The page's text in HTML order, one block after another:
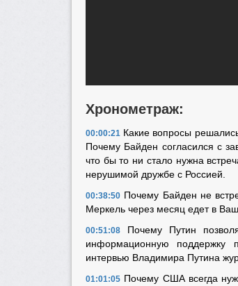
Хронометраж:
00:00:21 Какие вопросы
Почему Байден согласился с
что бы то ни стало нужна
нерушимой дружбе с Россией.
00:38:50 Почему Байден не
Меркель через месяц едет в
00:51:08 Почему Путин
информационную поддержку
интервью Владимира Путина
01:01:05 Почему США всегда